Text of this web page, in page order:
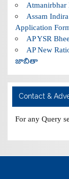
Atmanirbhar
Assam
Application
AP YSR
AP New
జాబితా
Contact &
For any Query